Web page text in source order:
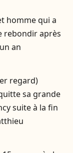
homme qui a
rebondir après
an
regard)
sa grande
suite à la fin